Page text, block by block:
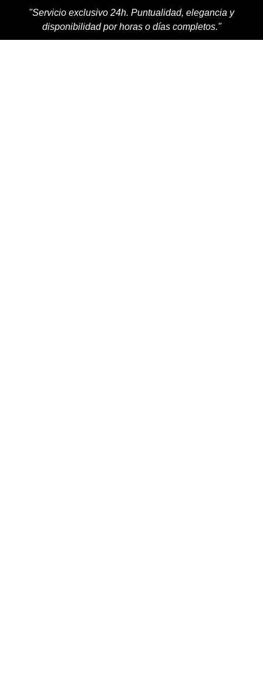
"Servicio exclusivo 24h. Puntualidad, elegancia y
disponibilidad por horas o días completos."